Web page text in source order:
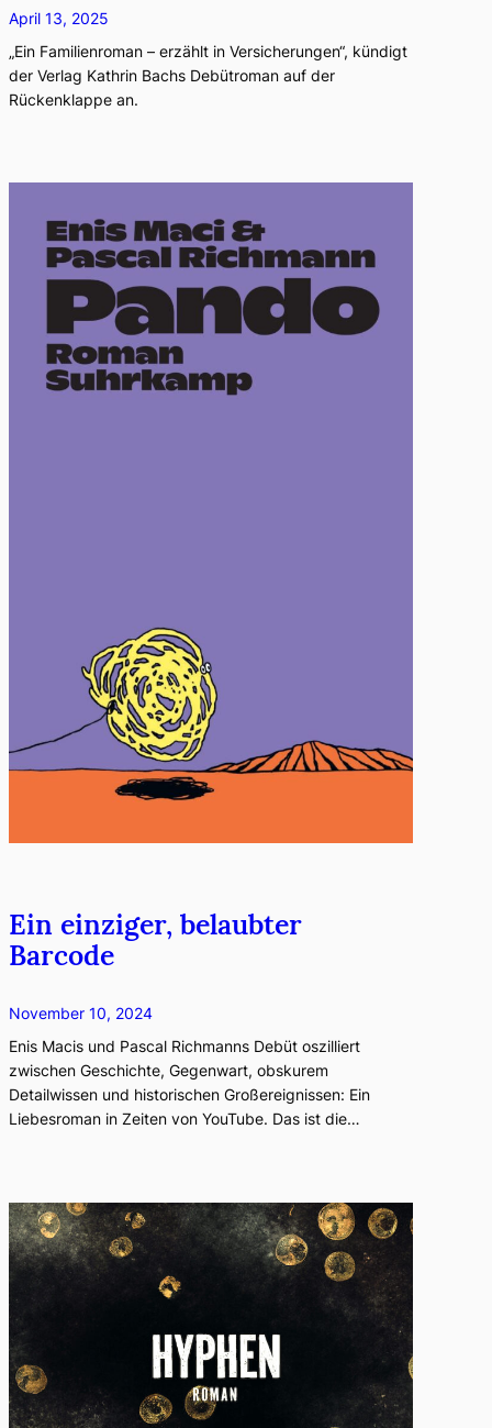
April 13, 2025
„Ein Familienroman – erzählt in Versicherungen“, kündigt
der Verlag Kathrin Bachs Debütroman auf der
Rückenklappe an.
Ein einziger, belaubter
Barcode
November 10, 2024
Enis Macis und Pascal Richmanns Debüt oszilliert
zwischen Geschichte, Gegenwart, obskurem
Detailwissen und historischen Großereignissen: Ein
Liebesroman in Zeiten von YouTube. Das ist die…